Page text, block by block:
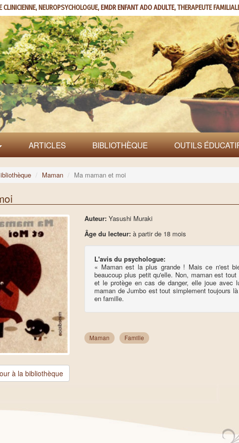
NEUROPSYCHOLOGUE,EMDR ENFANT ADO ADULTE, THERAPEUTE
ARTICLES BIBLIOTHÈQUE OUTILS
Maman Ma maman et moi
à la bibliothèque
Auteur:Yasushi Muraki
Âge du lecteur:à partir de 18 mois
L'avis du psychologue:
« Maman est la plus grande ! Mais ce n'est
beaucoup plus petit qu'elle. Non, maman est
et le protège en cas de danger, elle joue
maman de Jumbo est tout simplement toujours
en famille.
Maman Famille